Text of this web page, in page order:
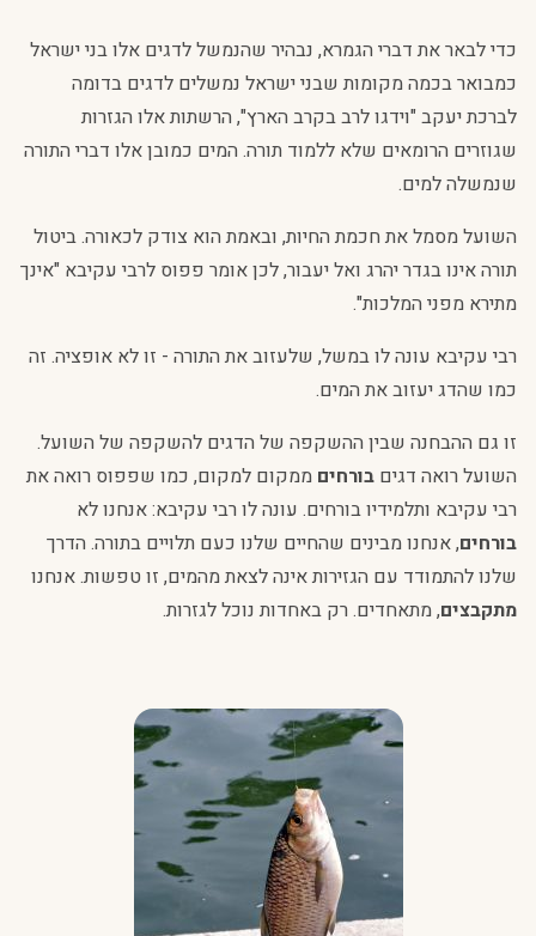
כדי לבאר את דברי הגמרא, נבהיר שהנמשל לדגים אלו בני ישראל
כמבואר בכמה מקומות שבני ישראל נמשלים לדגים בדומה
לברכת יעקב "וידגו לרב בקרב הארץ", הרשתות אלו הגזרות
שגוזרים הרומאים שלא ללמוד תורה. המים כמובן אלו דברי התורה
שנמשלה למים.
השועל מסמל את חכמת החיות, ובאמת הוא צודק לכאורה. ביטול
תורה אינו בגדר יהרג ואל יעבור, לכן אומר פפוס לרבי עקיבא "אינך
מתירא מפני המלכות".
רבי עקיבא עונה לו במשל, שלעזוב את התורה - זו לא אופציה. זה
כמו שהדג יעזוב את המים.
זו גם ההבחנה שבין ההשקפה של הדגים להשקפה של השועל.
השועל רואה דגים בורחים ממקום למקום, כמו שפפוס רואה את
רבי עקיבא ותלמידיו בורחים. עונה לו רבי עקיבא: אנחנו לא
בורחים, אנחנו מבינים שהחיים שלנו כעם תלויים בתורה. הדרך
שלנו להתמודד עם הגזירות אינה לצאת מהמים, זו טפשות. אנחנו
מתקבצים, מתאחדים. רק באחדות נוכל לגזרות.